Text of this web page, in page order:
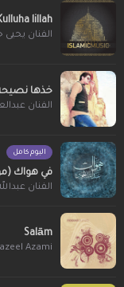
lillah
الفنان
خذها نصيحة
الفنان
البوم كامل
في هواك
الفنان
Salām
Azami